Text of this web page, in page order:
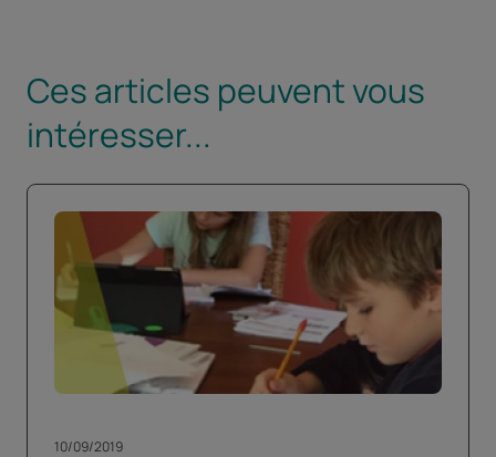
Ces articles peuvent vous
intéresser...
10/09/2019